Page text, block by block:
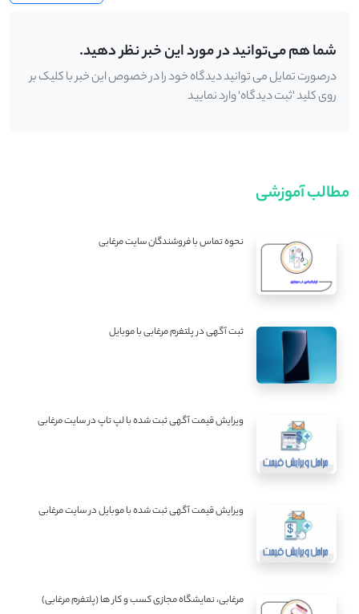
شما هم می‌توانید در مورد این خبر نظر دهید.
درصورت تمایل می توانید دیدگاه خود را در خصوص این خبر با کلیک بر
روی کلید 'ثبت دیدگاه' وارد نمایید
مطالب آموزشی
نحوه تماس با فروشندگان سایت مرغابی
ثبت آگهی در پلتفرم مرغابی با موبایل
ویرایش قیمت آگهی ثبت شده با لپ تاپ در سایت مرغابی
ویرایش قیمت آگهی ثبت شده با موبایل در سایت مرغابی
مرغابی، نمایشگاه مجازی کسب و کار ها (پلتفرم مرغابی)